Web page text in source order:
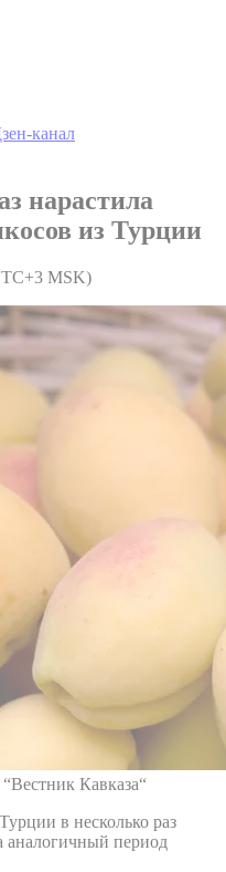
канал
нарастила
из Турции
MSK)
Кавказа“
в несколько раз
аналогичный период